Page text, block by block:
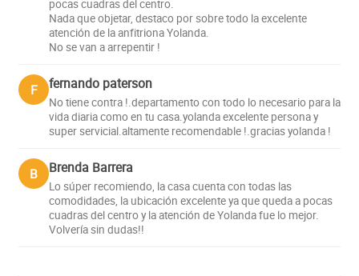
pocas cuadras del centro.
Nada que objetar, destaco por sobre todo la excelente
atención de la anfitriona Yolanda.
No se van a arrepentir !
F fernando paterson
No tiene contra !.departamento con todo lo necesario para la
vida diaria como en tu casa.yolanda excelente persona y
super servicial.altamente recomendable !.gracias yolanda !
B Brenda Barrera
Lo súper recomiendo, la casa cuenta con todas las
comodidades, la ubicación excelente ya que queda a pocas
cuadras del centro y la atención de Yolanda fue lo mejor.
Volvería sin dudas!!